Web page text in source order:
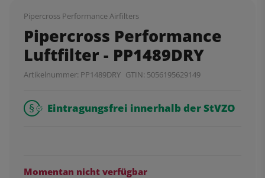
Pipercross Performance Airfilters
Pipercross Performance
Luftfilter - PP1489DRY
Artikelnummer: PP1489DRY GTIN: 5056195629149
Eintragungsfrei innerhalb der StVZO
Momentan nicht verfügbar